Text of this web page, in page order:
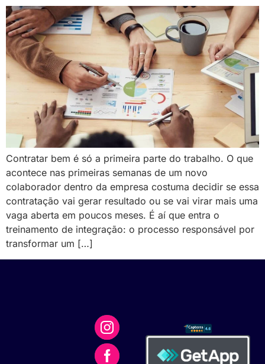
Contratar bem é só a primeira parte do trabalho. O que
acontece nas primeiras semanas de um novo
colaborador dentro da empresa costuma decidir se essa
contratação vai gerar resultado ou se vai virar mais uma
vaga aberta em poucos meses. É aí que entra o
treinamento de integração: o processo responsável por
transformar um […]